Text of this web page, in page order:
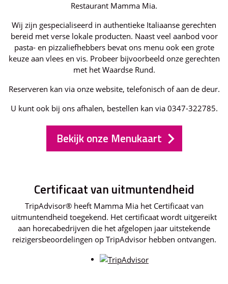
Restaurant Mamma Mia.
Wij zijn gespecialiseerd in authentieke Italiaanse gerechten
bereid met verse lokale producten. Naast veel aanbod voor
pasta- en pizzaliefhebbers bevat ons menu ook een grote
keuze aan vlees en vis. Probeer bijvoorbeeld onze gerechten
met het Waardse Rund.
Reserveren kan via onze website, telefonisch of aan de deur.
U kunt ook bij ons afhalen, bestellen kan via 0347-322785.
Bekijk onze Menukaart
Certificaat van uitmuntendheid
TripAdvisor® heeft Mamma Mia het Certificaat van
uitmuntendheid toegekend. Het certificaat wordt uitgereikt
aan horecabedrijven die het afgelopen jaar uitstekende
reizigersbeoordelingen op TripAdvisor hebben ontvangen.